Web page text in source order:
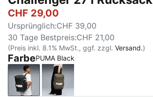
CHF 29,00
Ursprünglich:CHF 39,00
30 Tage Bestpreis:CHF 21,00
(Preis inkl. 8.1% MwSt., ggf. zzgl. Versand.)
FarbePUMA Black
PUMA BlackLoden Green